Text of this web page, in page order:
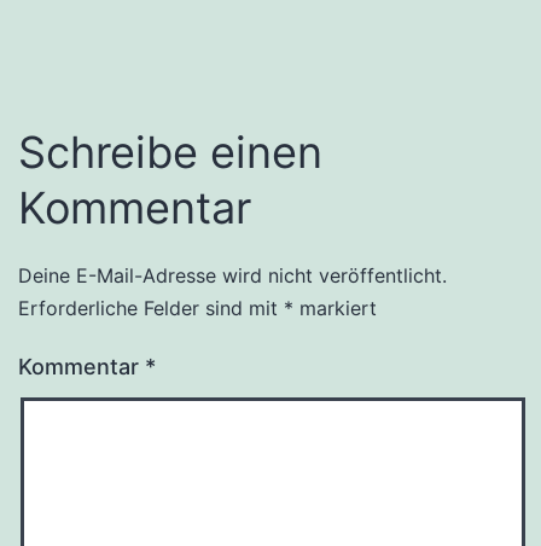
Schreibe einen
Kommentar
Deine E-Mail-Adresse wird nicht veröffentlicht.
Erforderliche Felder sind mit * markiert
Kommentar *